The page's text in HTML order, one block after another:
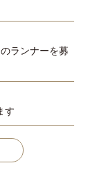
ランナーを募
す